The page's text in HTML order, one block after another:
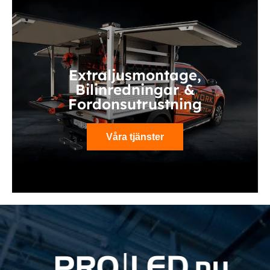
Extraljusmontage,
Bilinredningar &
Fordonsutrustning
Våra tjänster